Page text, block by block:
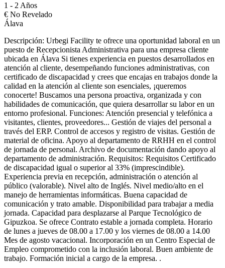
1 - 2 Años
€ No Revelado
Álava
Descripción: Urbegi Facility te ofrece una oportunidad laboral en un
puesto de Recepcionista Administrativa para una empresa cliente
ubicada en Álava Si tienes experiencia en puestos desarrollados en
atención al cliente, desempeñando funciones administrativas, con
certificado de discapacidad y crees que encajas en trabajos donde la
calidad en la atención al cliente son esenciales, ¡queremos
conocerte! Buscamos una persona proactiva, organizada y con
habilidades de comunicación, que quiera desarrollar su labor en un
entorno profesional. Funciones: Atención presencial y telefónica a
visitantes, clientes, proveedores... Gestión de viajes del personal a
través del ERP. Control de accesos y registro de visitas. Gestión de
material de oficina. Apoyo al departamento de RRHH en el control
de jornada de personal. Archivo de documentación dando apoyo al
departamento de administración. Requisitos: Requisitos Certificado
de discapacidad igual o superior al 33% (imprescindible).
Experiencia previa en recepción, administración o atención al
público (valorable). Nivel alto de Inglés. Nivel medio/alto en el
manejo de herramientas informáticas. Buena capacidad de
comunicación y trato amable. Disponibilidad para trabajar a media
jornada. Capacidad para desplazarse al Parque Tecnológico de
Gipuzkoa. Se ofrece Contrato estable a jornada completa. Horario
de lunes a jueves de 08.00 a 17.00 y los viernes de 08.00 a 14.00
Mes de agosto vacacional. Incorporación en un Centro Especial de
Empleo comprometido con la inclusión laboral. Buen ambiente de
trabajo. Formación inicial a cargo de la empresa. .